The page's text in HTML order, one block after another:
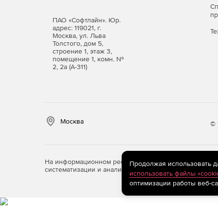
работает на рабочих
операционные системы: Windows XP SP3 —
Linux с GLIBC 2.27 и выше (платформа x86);
оперативная память: 1 ГБ (32-бит) или 2 ГБ
ПАО «Софтлайн». Юр.
адрес: 119021, г.
Москва, ул. Льва
Толстого, дом 5,
строение 1, этаж 3,
помещение 1, комн. №
2, 2а (А-311)
Москва ©
На информационном ресурсе store.softline.ru
систематизации и анализа сведений, относящихся
Продолжая использовать
использовать файлы
оптимизации работы веб-